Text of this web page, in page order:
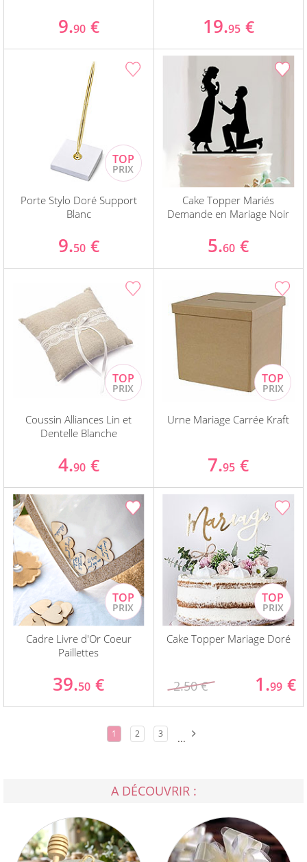
9.90 € 19.95 €
Porte Stylo Doré Support
Blanc
9.50 €
Cake Topper Mariés
Demande en Mariage Noir
5.60 €
Coussin Alliances Lin et
Dentelle Blanche
4.90 €
Urne Mariage Carrée Kraft
7.95 €
Cadre Livre d'Or Coeur
Paillettes
39.50 €
Cake Topper Mariage Doré
2.50 € 1.99 €
1 2 3 ...
A DÉCOUVRIR :